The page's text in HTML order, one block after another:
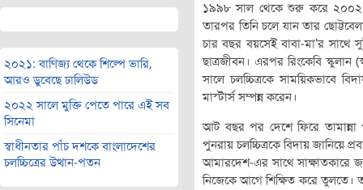
২০২১: বাণিজ্য থেকে শিল্পে ভারি,
আরও ডুবেছে ঢালিউড
২০২২ সালে মুক্তি পেতে পারে এই সব
সিনেমা
স্বাধীনতার পাঁচ দশকে বাংলাদেশের
চলচ্চিত্রের উত্থান-পতন
১৯৯৮ সাল থেকে শুরু করে ২০০২
তারপর তিনি চলে যান তার
চার বছর বয়সেই বাবা-মা’র
ছাত্রজীবন। এরপর রিংকেবি
সালে চলচ্চিত্রকে সাময়িকভাবে
মাস্টার্স সম্পন্ন করেন।
আট বছর পর দেশে ফিরে
পুনরায় চলচ্চিত্রকে বিদায় জানিয়ে
আমারদেশ-এর সাথে সাক্ষাতকারে
নিজেকে আগে শিক্ষিত করে তুলতে।